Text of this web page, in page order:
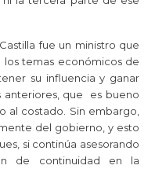
fue un ministro que
temas económicos de
su influencia y ganar
anteriores, que es bueno
al costado. Sin embargo,
del gobierno, y esto
si continúa asesorando
de continuidad en la